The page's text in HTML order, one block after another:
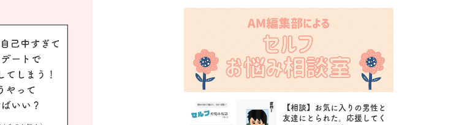
【相談】お気に入りの男性と
友達にとられた。応援してく